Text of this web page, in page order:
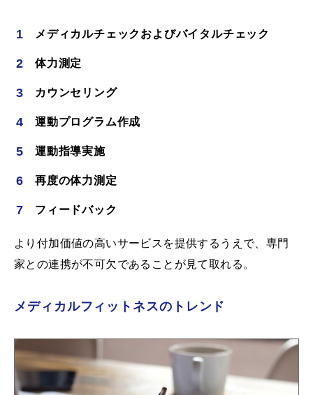
メディカルチェックおよびバイタルチェック
体力測定
カウンセリング
運動プログラム作成
運動指導実施
再度の体力測定
フィードバック
より付加価値の高いサービスを提供するうえで、専門
家との連携が不可欠であることが見て取れる。
メディカルフィットネスのトレンド